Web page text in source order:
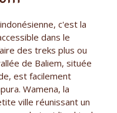
c'est la
dans le
des treks plus ou
de Baliem, située
est facilement
Wamena, la
ville réunissant un